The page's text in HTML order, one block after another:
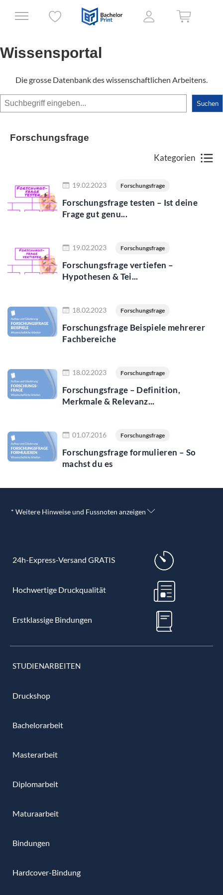
Wissensportal
Die grosse Datenbank des wissenschaftlichen Arbeitens.
Suchen Suchen
Forschungsfrage
Kategorien
19.02.2023 Forschungsfrage
Forschungsfrage testen – Ist deine
Frage gut genu...
19.02.2023 Forschungsfrage
Forschungsfrage vertiefen –
Hypothesen & Tei...
18.02.2023 Forschungsfrage
Forschungsfrage Beispiele mehrerer
Fachbereiche
18.02.2023 Forschungsfrage
Forschungsfrage – Definition,
Merkmale & Relevanz...
01.07.2016 Forschungsfrage
Forschungsfrage formulieren – So
machst du es
* Weitere Hinweise und Fussnoten anzeigen
24h-Express-Versand GRATIS
Hochwertige Druckqualität
Erstklassige Bindungen
STUDIENARBEITEN
Druckshop
Bachelorarbeit
Masterarbeit
Diplomarbeit
Maturaarbeit
Bindungen
Hardcover-Bindung